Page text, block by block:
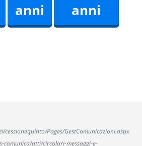
anni
anni
Pages/GestComunicazioni.aspx
atti/circolari-messaggi-e-